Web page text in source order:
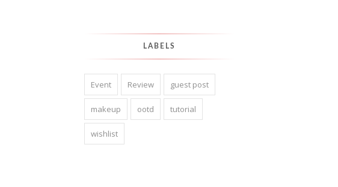
LABELS
Event Review guest post
makeup ootd tutorial
wishlist